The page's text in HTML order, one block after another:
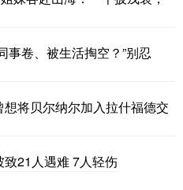
事卷、被生活掏空？”别忍
将贝尔纳尔加入拉什福德交
21人遇难 7人轻伤